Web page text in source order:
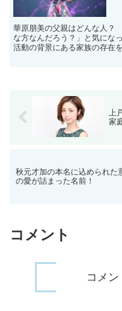
華原朋美の父親はどんな人？
な方なんだろう？」と気にな
活動の背景にある家族の存在
上
家
秋元才加の本名に込められた
の愛が詰まった名前！
コメント
コメ